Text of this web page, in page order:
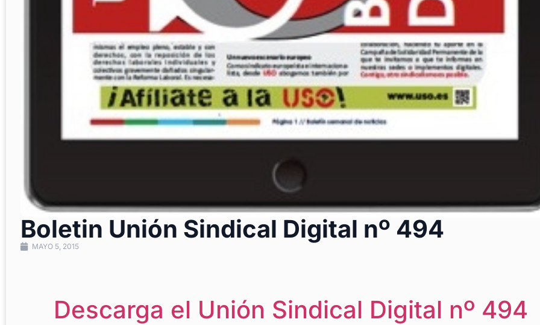
Boletin Unión Sindical Digital nº 494
MAYO 5, 2015
Descarga el Unión Sindical Digital nº 494